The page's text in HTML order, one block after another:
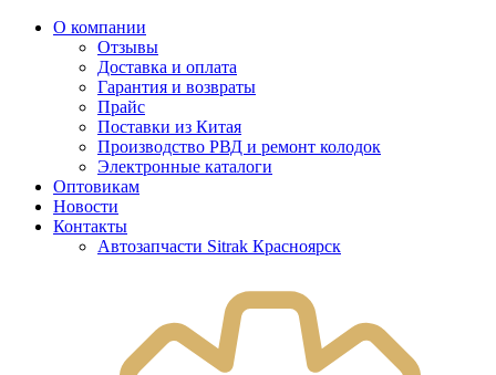
О компании
Отзывы
Доставка и оплата
Гарантия и возвраты
Прайс
Поставки из Китая
Производство РВД и ремонт колодок
Электронные каталоги
Оптовикам
Новости
Контакты
Автозапчасти Sitrak Красноярск